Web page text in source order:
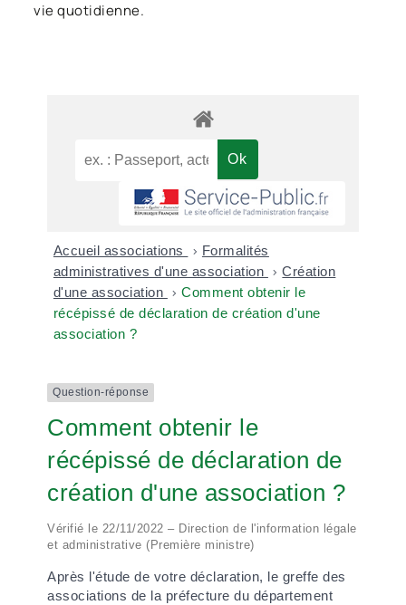
vie quotidienne.
Accueil associations > Formalités
administratives d'une association > Création
d'une association > Comment obtenir le
récépissé de déclaration de création d'une
association ?
Question-réponse
Comment obtenir le
récépissé de déclaration de
création d'une association ?
Vérifié le 22/11/2022 – Direction de l'information légale
et administrative (Première ministre)
Après l'étude de votre déclaration, le greffe des
associations de la préfecture du département